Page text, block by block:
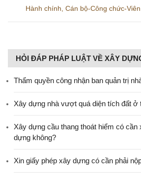
Hành chính Cán bộ-Công chức-
HỎI ĐÁP PHÁP LUẬT VỀ XÂY
Thẩm quyền công nhận ban quản trị
Xây dựng nhà vượt quá diện tích đất ở
Xây dựng cầu thang thoát hiểm có cần
dựng không?
Xin giấy phép xây dựng có cần phải